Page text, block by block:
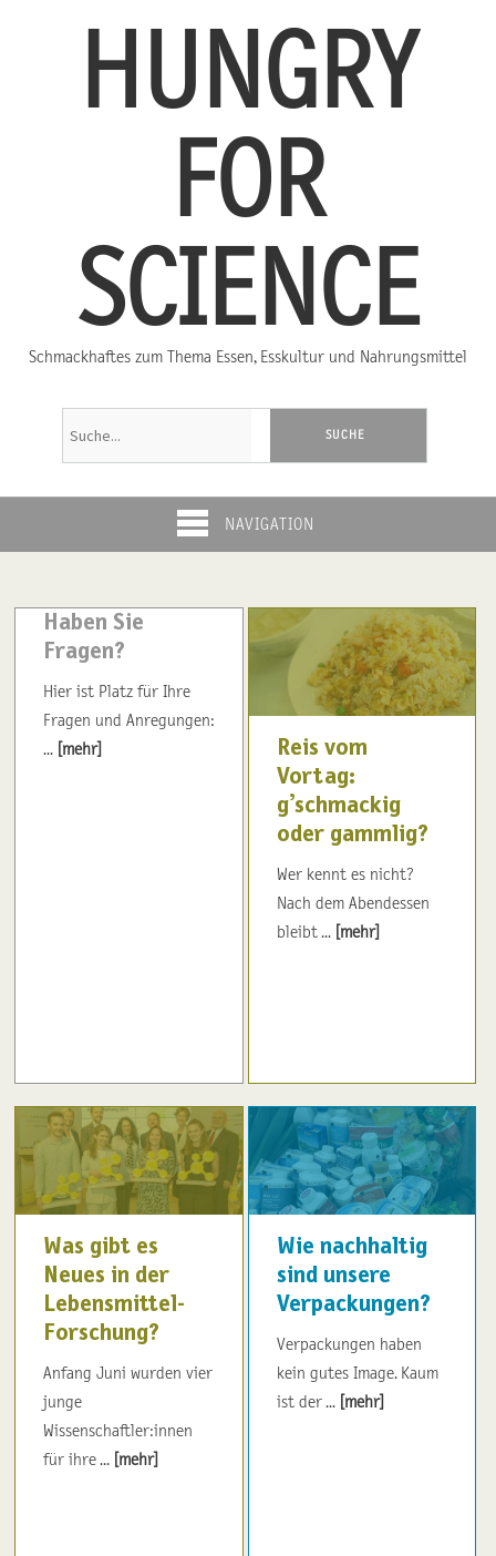
HUNGRY
FOR
SCIENCE
Schmackhaftes zum Thema Essen, Esskultur und Nahrungsmittel
NAVIGATION
Haben Sie
Fragen?
Hier ist Platz für Ihre
Fragen und Anregungen:
... [mehr]
Reis vom
Vortag:
g’schmackig
oder gammlig?
Wer kennt es nicht?
Nach dem Abendessen
bleibt ... [mehr]
Was gibt es
Neues in der
Lebensmittel-
Forschung?
Anfang Juni wurden vier
junge
Wissenschaftler:innen
für ihre ... [mehr]
Wie nachhaltig
sind unsere
Verpackungen?
Verpackungen haben
kein gutes Image. Kaum
ist der ... [mehr]